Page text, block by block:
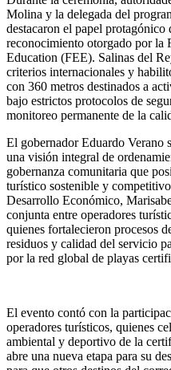
Molina y la delegada del
destacaron el papel
reconocimiento otorgado por la
Education (FEE). Salinas del
criterios internacionales y
con 360 metros destinados a
bajo estrictos protocolos de
monitoreo permanente de la
El gobernador Eduardo Verano
una visión integral de
gobernanza comunitaria que
turístico sostenible y
Desarrollo Económico,
conjunta entre operadores
quienes fortalecieron procesos
residuos y calidad del servicio
por la red global de playas
El evento contó con la
operadores turísticos, quienes
ambiental y deportivo de la
abre una nueva etapa para su